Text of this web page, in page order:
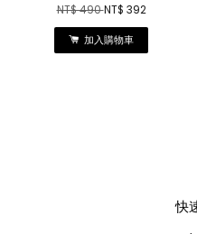
NT$ 490NT$ 392
加入購物車
快